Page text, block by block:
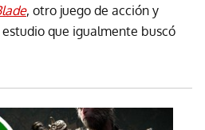
, otro juego de acción y
que igualmente buscó